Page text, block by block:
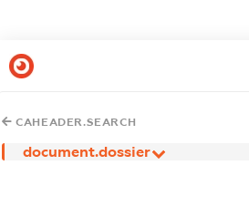
CAHEADER.SEARCH
document.dossier